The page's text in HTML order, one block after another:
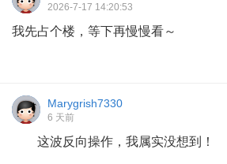
2026-7-17 14:20:53
我先占个楼，等下再慢慢看～
Marygrish7330
6 天前
这波反向操作，我属实没想到！